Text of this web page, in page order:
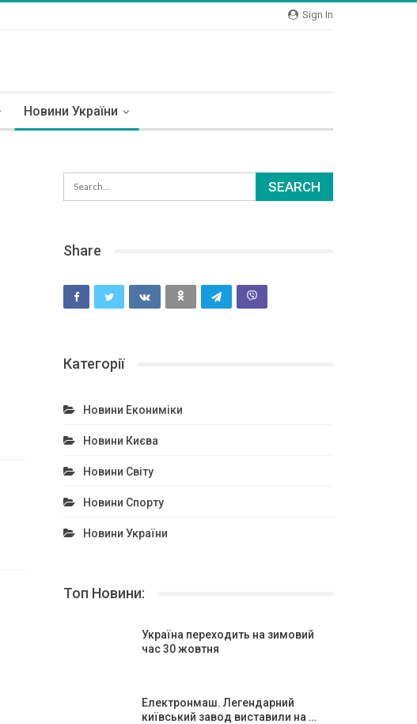
Sign In
Новини України
Share
Категорії
Новини Екониміки
Новини Києва
Новини Світу
Новини Спорту
Новини України
Топ Новини:
Україна переходить на зимовий
час 30 жовтня
Електронмаш. Легендарний
київський завод виставили на …